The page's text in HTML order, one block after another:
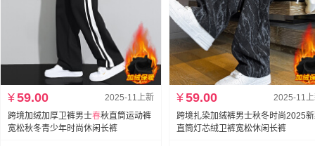
2025-11上新
¥59.00
跨境加绒加厚卫裤男士春秋直筒运动裤
宽松秋冬青少年时尚休闲长裤
2025-11
¥59.00
跨境扎染加绒裤男士秋冬时尚2025
直筒灯芯绒卫裤宽松休闲长裤